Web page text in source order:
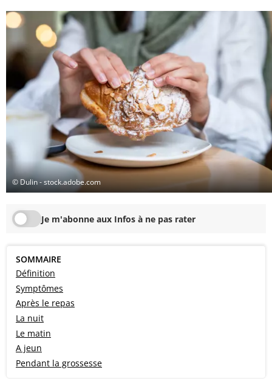
© Dulin - stock.adobe.com
Je m'abonne aux Infos à ne pas rater
SOMMAIRE
Définition
Symptômes
Après le repas
La nuit
Le matin
A jeun
Pendant la grossesse